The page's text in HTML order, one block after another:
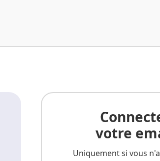
votre
Uniquement si vous